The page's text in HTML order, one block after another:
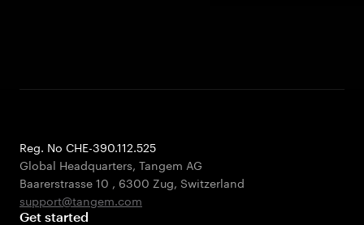
Reg. No CHE-390.112.525
Global Headquarters, Tangem AG
Baarerstrasse 10 , 6300 Zug, Switzerland
support@tangem.com
Get started